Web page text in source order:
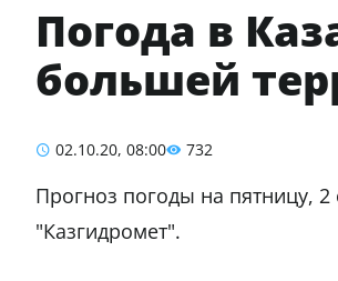
Погода в
большей
02.10.20, 08:00 732
Прогноз погоды на пятницу, 2
"Казгидромет".